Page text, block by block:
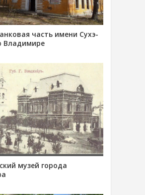
часть имени Сухэ-
Владимире
музей города